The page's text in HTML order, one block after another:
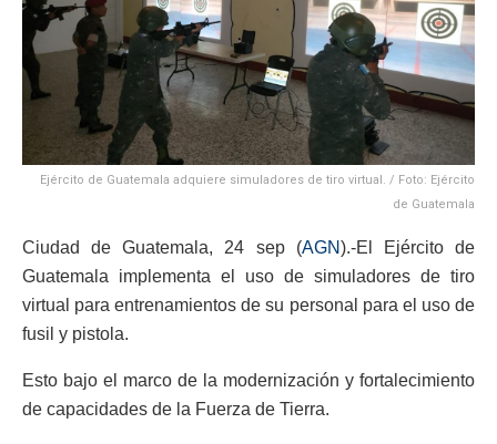
Ejército de Guatemala adquiere simuladores de tiro virtual. / Foto: Ejército
de Guatemala
Ciudad de Guatemala, 24 sep (AGN).-El Ejército de
Guatemala implementa el uso de simuladores de tiro
virtual para entrenamientos de su personal para el uso de
fusil y pistola.
Esto bajo el marco de la modernización y fortalecimiento
de capacidades de la Fuerza de Tierra.